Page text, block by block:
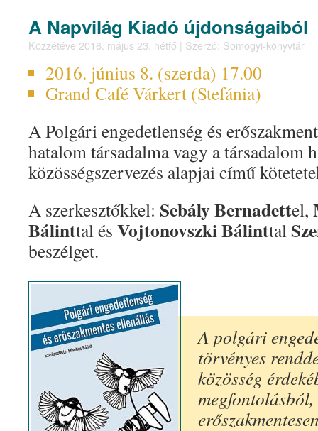
A Napvilág Kiadó újdonságaiból
Közzétéve 2016. május 23. hétfő | Szerző: Somogyi-könyvtár
2016. június 8. (szerda) 17.00
Grand Café Várkert (Stefánia)
A Polgári engedetlenség és
hatalom társadalma vagy a társadalom
közösségszervezés alapjai című
A szerkesztőkkel: Sebály Bernadettel,
Bálinttal és Vojtonovszki Bálinttal
beszélget.
A polgári
törvényes
közösség